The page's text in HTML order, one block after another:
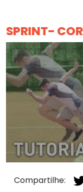
SPRINT-
Compartilhe: